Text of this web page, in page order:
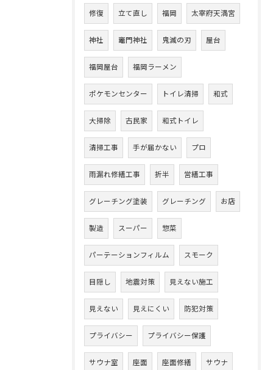
修復 立て直し 福岡 太宰府天満宮
神社 竈門神社 鬼滅の刃 屋台
福岡屋台 福岡ラーメン
ポケモンセンター トイレ清掃 和式
大掃除 古民家 和式トイレ
清掃工事 手が届かない プロ
雨漏れ修繕工事 折半 営繕工事
グレーチング塗装 グレーチング お店
製造 スーパー 惣菜
パーテーションフィルム スモーク
目隠し 地震対策 見えない施工
見えない 見えにくい 防犯対策
プライバシー プライバシー保護
サウナ室 座面 座面修繕 サウナ